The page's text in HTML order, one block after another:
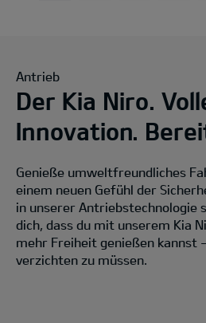
Antrieb
Der Kia Niro.
Innovation.
Genieße umweltfreundliches
einem neuen Gefühl der
in unserer Antriebstechnologie
dich, dass du mit unserem Kia
mehr Freiheit genießen kannst
verzichten zu müssen.